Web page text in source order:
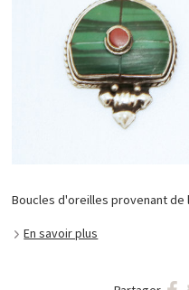
Boucles d'oreilles provenant
En savoir plus